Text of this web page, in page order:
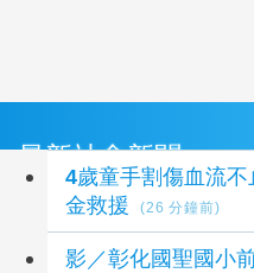
最新社會新聞
4歲童手割傷血流
金救援
(26 分鐘前)
影／彰化國聖國小